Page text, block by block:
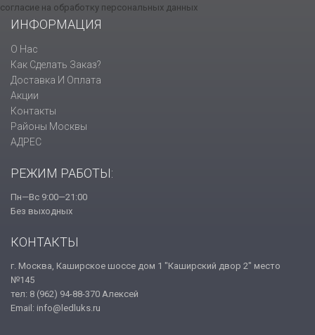
согласие на обработку персональных данных
ИНФОРМАЦИЯ
О Нас
Как Сделать Заказ?
Доставка И Оплата
Акции
Контакты
Районы Москвы
АДРЕС
РЕЖИМ РАБОТЫ:
Пн—Вс 9:00—21:00
Без выходных
КОНТАКТЫ
г. Москва, Каширское шоссе дом 1 "Каширский двор 2" место
№145
тел: 8 (962) 94-88-370 Алексей
Email: info@ledluks.ru